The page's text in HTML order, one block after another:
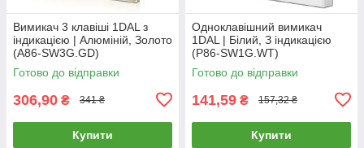
Вимикач 3 клавіші 1DAL з
індикацією | Алюміній, Золото
(А86-SW3G.GD)
Готово до відправки
306,90 ₴ 341 ₴
Купити
Одноклавішний вимикач
1DAL | Білий, З індикацією
(P86-SW1G.WT)
Готово до відправки
141,59 ₴ 157,32 ₴
Купити